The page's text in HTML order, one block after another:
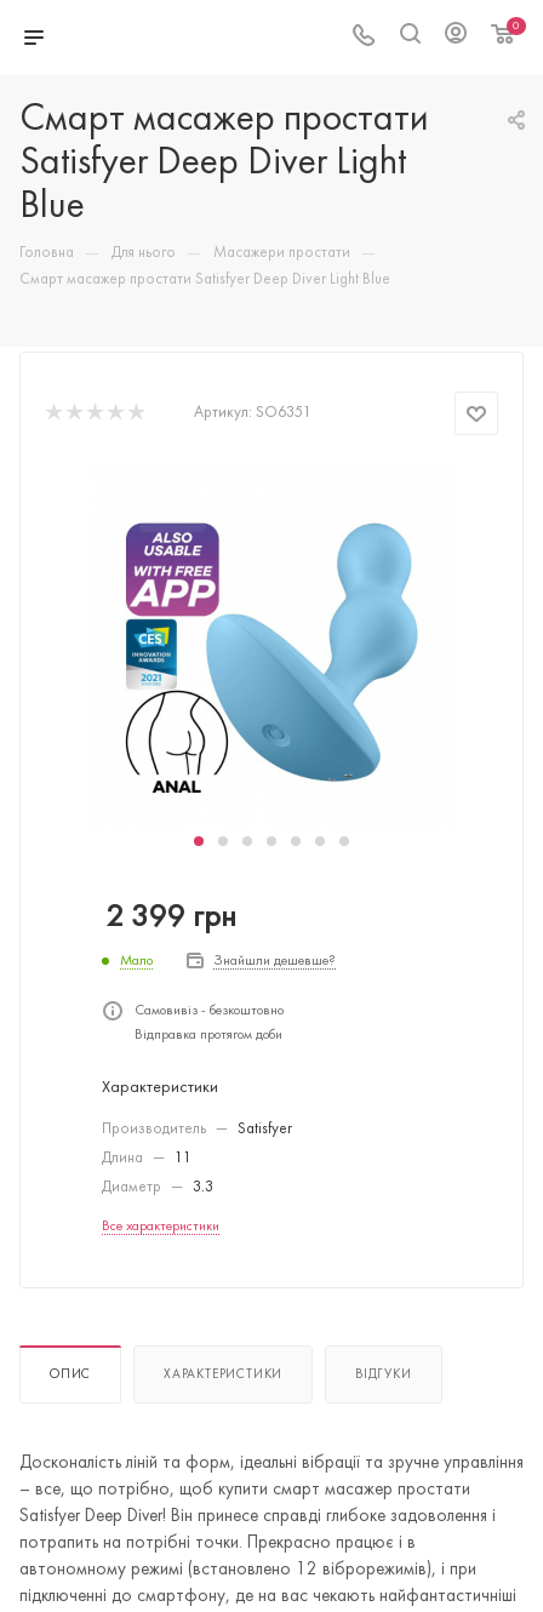
0
Смарт масажер простати
Satisfyer Deep Diver Light
Blue
Головна — Для нього — Масажери простати —
Смарт масажер простати Satisfyer Deep Diver Light Blue
Артикул: SO6351
2 399 грн
Мало Знайшли дешевше?
Самовивіз - безкоштовно
Відправка протягом доби
Характеристики
Производитель —
Satisfyer
Длина
—
Диаметр
— 3.3
Все характеристики
ОПИС ХАРАКТЕРИСТИКИ ВІДГУКИ
Досконалість ліній та форм, ідеальні вібрації та зручне управління
– все, що потрібно, щоб купити смарт масажер простати
Satisfyer Deep Diver! Він принесе справді глибоке задоволення і
потрапить на потрібні точки. Прекрасно працює і в
автономному режимі (встановлено 12 віброрежимів), і при
підключенні до смартфону, де на вас чекають найфантастичніші